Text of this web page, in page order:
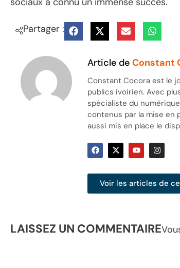
Partager :
Article deConstant
Constant Cocora est le
publics ivoirien. Avec
spécialiste du
contenus par la mise en
aussi mis en place le
Voir les articles de
LAISSEZ UN COMMENTAIRE